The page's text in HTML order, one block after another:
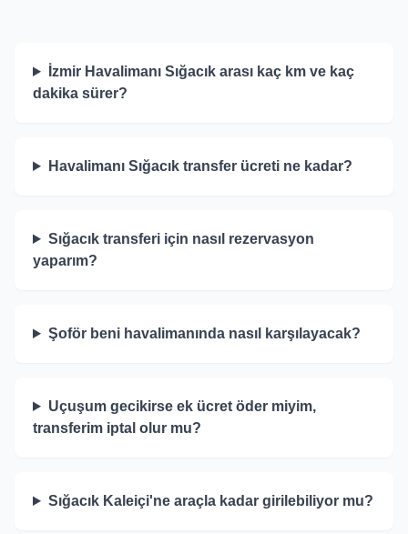
İzmir Havalimanı Sığacık arası kaç km ve kaç
dakika sürer?
Havalimanı Sığacık transfer ücreti ne kadar?
Sığacık transferi için nasıl rezervasyon
yaparım?
Şoför beni havalimanında nasıl karşılayacak?
Uçuşum gecikirse ek ücret öder miyim,
transferim iptal olur mu?
Sığacık Kaleiçi'ne araçla kadar girilebiliyor mu?